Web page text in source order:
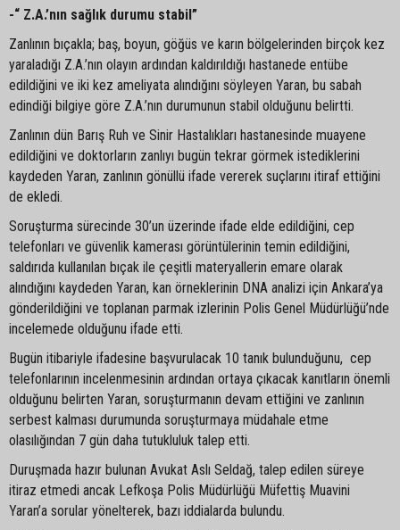
-“ Z.A.’nın sağlık durumu stabil”
Zanlının bıçakla; baş, boyun, göğüs ve karın bölgelerinden birçok kez
yaraladığı Z.A.’nın olayın ardından kaldırıldığı hastanede entübe
edildiğini ve iki kez ameliyata alındığını söyleyen Yaran, bu sabah
edindiği bilgiye göre Z.A.’nın durumunun stabil olduğunu belirtti.
Zanlının dün Barış Ruh ve Sinir Hastalıkları hastanesinde muayene
edildiğini ve doktorların zanlıyı bugün tekrar görmek istediklerini
kaydeden Yaran, zanlının gönüllü ifade vererek suçlarını itiraf ettiğini
de ekledi.
Soruşturma sürecinde 30’un üzerinde ifade elde edildiğini, cep
telefonları ve güvenlik kamerası görüntülerinin temin edildiğini,
saldırıda kullanılan bıçak ile çeşitli materyallerin emare olarak
alındığını kaydeden Yaran, kan örneklerinin DNA analizi için Ankara’ya
gönderildiğini ve toplanan parmak izlerinin Polis Genel Müdürlüğü’nde
incelemede olduğunu ifade etti.
Bugün itibariyle ifadesine başvurulacak 10 tanık bulunduğunu, cep
telefonlarının incelenmesinin ardından ortaya çıkacak kanıtların önemli
olduğunu belirten Yaran, soruşturmanın devam ettiğini ve zanlının
serbest kalması durumunda soruşturmaya müdahale etme
olasılığından 7 gün daha tutukluluk talep etti.
Duruşmada hazır bulunan Avukat Aslı Seldağ, talep edilen süreye
itiraz etmedi ancak Lefkoşa Polis Müdürlüğü Müfettiş Muavini
Yaran’a sorular yönelterek, bazı iddialarda bulundu.